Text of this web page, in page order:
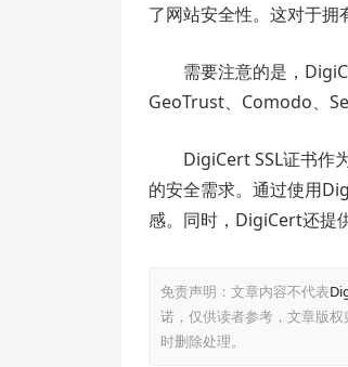
了网站安全性。这对于拥
需要注意的是，
GeoTrust、Comodo、
DigiCert SSL证书作
的安全需求。通过使用
感。同时，DigiCert还提
免责声明：文章内容不代表
诺，仅供读者参考，文章版
时删除处理。